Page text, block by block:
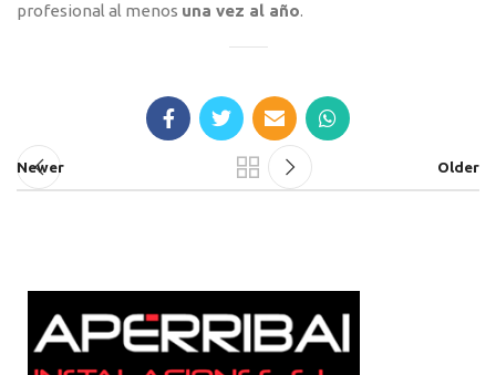
profesional al menos una vez al año.
Newer Older